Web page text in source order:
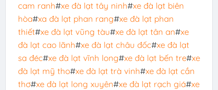
cam ranh#xe đà lạt tây ninh#xe đà lạt biên
hòa#xa đà lạt phan rang#xe đà lạt phan
thiết#xe đà lạt vũng tàu#xe đà lạt tân an#xe
đà lạt cao lãnh#xe đà lạt châu đốc#xe đà lạt
sa đéc#xe đà lạt vĩnh long#xe đà lạt bến tre#xe
đà lạt mỹ tho#xe đà lạt trà vinh#xe đà lạt cần
thơ#xe đà lạt long xuyên#xe đà lạt rạch giá#xe